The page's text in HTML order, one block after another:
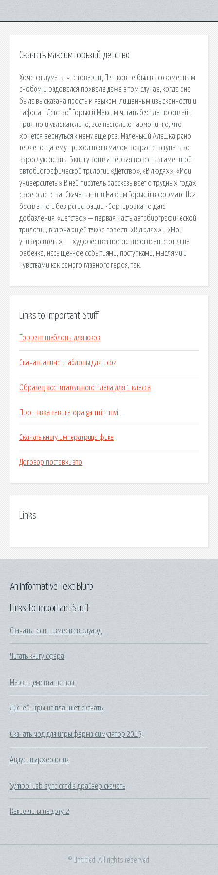
Скачать максим горький детство
Хочется думать, что товарищ Пешков не был высокомерным
снобом и радовался похвале даже в том случае, когда она
была высказана простым языком, лишенным изысканности и
пафоса. "Детство" Горький Максим читать бесплатно онлайн
приятно и увлекательно, все настолько гармонично, что
хочется вернуться к нему еще раз. Маленький Алешка рано
теряет отца, ему приходится в малом возрасте вступать во
взрослую жизнь. В книгу вошла первая повесть знаменитой
автобиографической трилогии «Детство», «В людях», «Мои
университеты».В ней писатель рассказывает о трудных годах
своего детства. Скачать книги Максим Горький в формате fb2
бесплатно и без регистрации • Сортировка по дате
добавления. «Детство» — первая часть автобиографической
трилогии, включающей также повести «В людях» и «Мои
университеты», — художественное жизнеописание от лица
ребенка, насыщенное событиями, поступками, мыслями и
чувствами как самого главного героя, так.
Links to Important Stuff
Торрент шаблоны для юкоз
Скачать аниме шаблоны для ucoz
Образец воспитательного плана для 1 класса
Прошивка навигатора garmin nuvi
Скачать книгу императрица фике
Договор поставки это
Links
Links to Important Stuff
Скачать песни изместьев эдуард
Читать книгу сфера
Марки цемента по гост
Дисней игры на планшет скачать
Скачать мод для игры ферма симулятор 2013
Авдусин археология
Symbol usb sync cradle драйвер скачать
Какие читы на доту 2
An Informative Text Blurb
© Untitled. All rights reserved.